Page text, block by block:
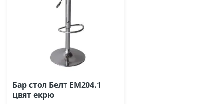
Бар стол Белт ΕΜ204.1
цвят екрю